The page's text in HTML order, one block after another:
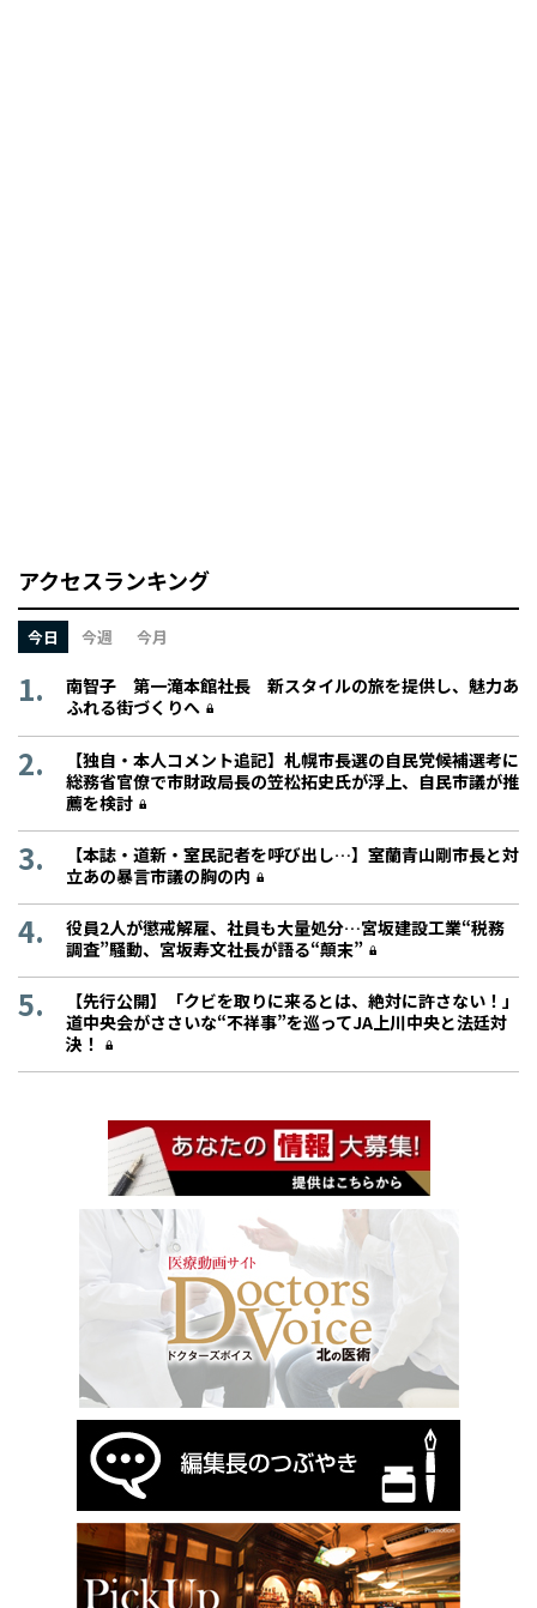
アクセスランキング
今日 今週 今月
南智子 第一滝本館社長 新スタイルの旅を提供し、魅力あ
ふれる街づくりへ
【独自・本人コメント追記】札幌市長選の自民党候補選考に
総務省官僚で市財政局長の笠松拓史氏が浮上、自民市議が推
薦を検討
【本誌・道新・室民記者を呼び出し…】室蘭青山剛市長と対
立あの暴言市議の胸の内
役員2人が懲戒解雇、社員も大量処分…宮坂建設工業“税務
調査”騒動、宮坂寿文社長が語る“顛末”
【先行公開】「クビを取りに来るとは、絶対に許さない！」
道中央会がささいな“不祥事”を巡ってJA上川中央と法廷対
決！